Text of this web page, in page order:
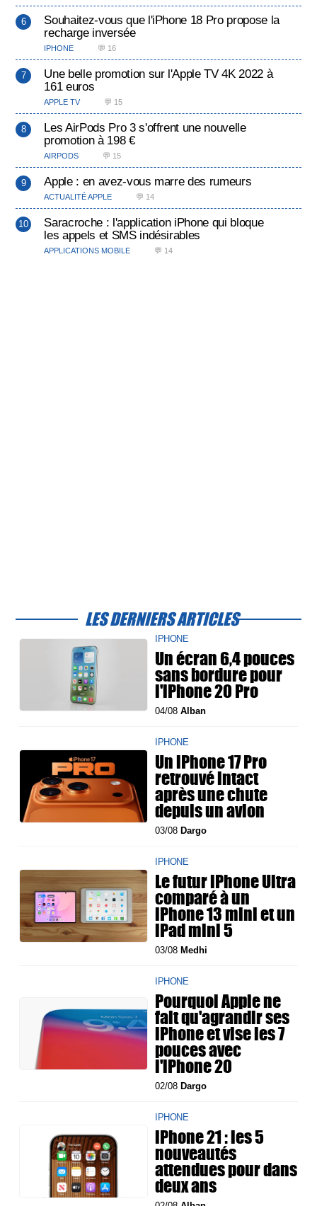
Souhaitez-vous que l'iPhone 18 Pro propose la
recharge inversée
IPHONE 💬 16
Une belle promotion sur l'Apple TV 4K 2022 à
161 euros
APPLE TV 💬 15
Les AirPods Pro 3 s'offrent une nouvelle
promotion à 198 €
AIRPODS 💬 15
Apple : en avez-vous marre des rumeurs
ACTUALITÉ APPLE 💬 14
Saracroche : l'application iPhone qui bloque
les appels et SMS indésirables
APPLICATIONS MOBILE 💬 14
LES DERNIERS ARTICLES
IPHONE
Un écran 6,4 pouces
sans bordure pour
l'iPhone 20 Pro
04/08Alban
IPHONE
Un iPhone 17 Pro
retrouvé intact
après une chute
depuis un avion
03/08 Dargo
IPHONE
Le futur iPhone Ultra
comparé à un
iPhone 13 mini et un
iPad mini 5
03/08 Medhi
IPHONE
Pourquoi Apple ne
fait qu'agrandir ses
iPhone et vise les 7
pouces avec
l'iPhone 20
02/08 Dargo
IPHONE
iPhone 21 : les 5
nouveautés
attendues pour dans
deux ans